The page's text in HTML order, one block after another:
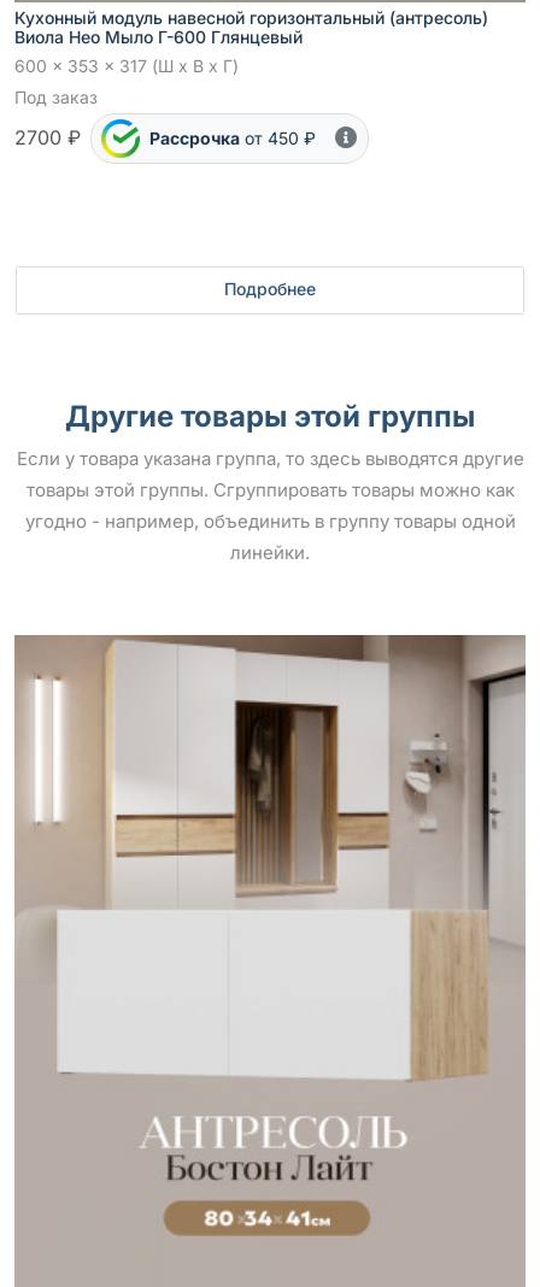
Кухонный модуль навесной горизонтальный (антресоль)
Виола Нео Мыло Г-600 Глянцевый
600 x 353 x 317 (Ш x В x Г)
Под заказ
2700 ₽ Рассрочка от 450 ₽
Подробнее
Другие товары этой группы
Если у товара указана группа, то здесь выводятся другие
товары этой группы. Сгруппировать товары можно как
угодно - например, объединить в группу товары одной
линейки.